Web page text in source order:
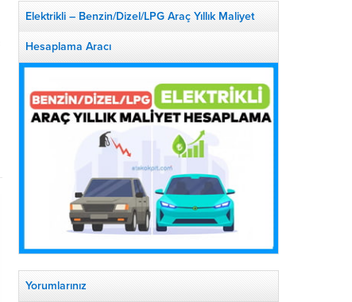
Elektrikli – Benzin/Dizel/LPG Araç Yıllık Maliyet
Hesaplama Aracı
Yorumlarınız